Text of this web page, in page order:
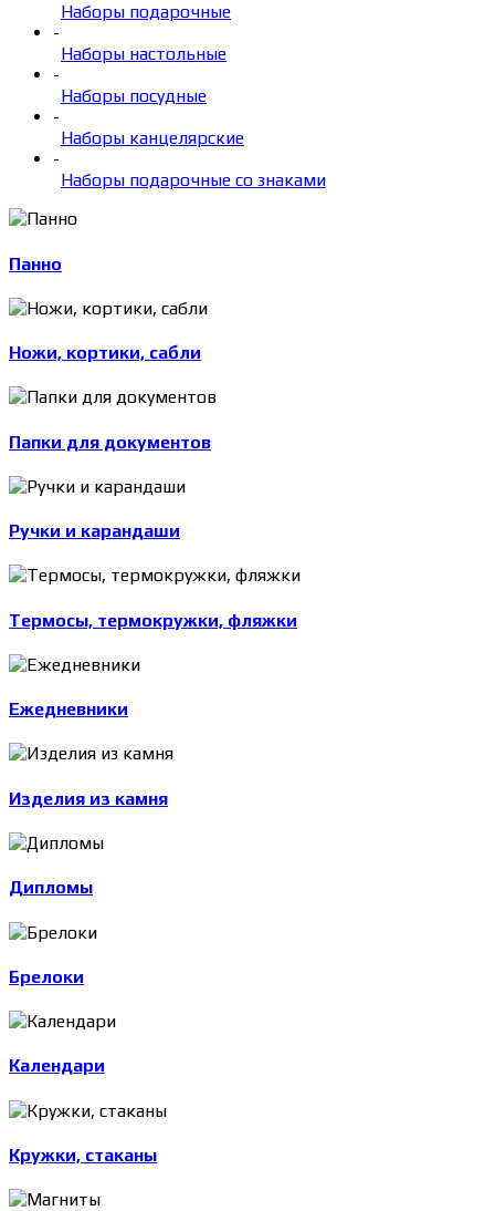
Наборы подарочные
-
Наборы настольные
-
Наборы посудные
-
Наборы канцелярские
-
Наборы подарочные со знаками
Панно
Ножи, кортики, сабли
Папки для документов
Ручки и карандаши
Термосы, термокружки, фляжки
Ежедневники
Изделия из камня
Дипломы
Брелоки
Календари
Кружки, стаканы